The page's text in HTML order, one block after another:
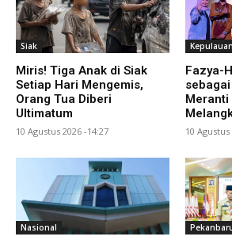
Siak
Miris! Tiga Anak di Siak
Setiap Hari Mengemis,
Orang Tua Diberi
Ultimatum
10 Agustus 2026 -14:27
Fazya-
Meranti
10
Nasional